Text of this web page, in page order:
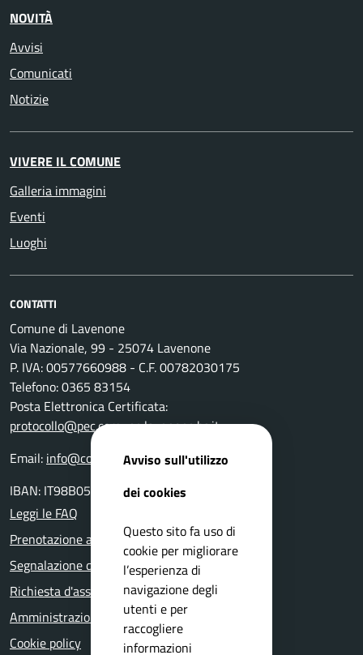
NOVITÀ
Avvisi
Comunicati
Notizie
VIVERE IL COMUNE
Galleria immagini
Eventi
Luoghi
CONTATTI
Comune di Lavenone
Via Nazionale, 99 - 25074 Lavenone
P. IVA: 00577660988 - C.F. 00782030175
Telefono: 0365 83154
Posta Elettronica Certificata:
protocollo@pec.comune.lavenone.bs.it
Email: info@comune.lavenone.bs.it
IBAN: IT98B0511655390000000033000
Leggi le FAQ
Prenotazione appuntamento
Segnalazione disservizio
Richiesta d'assistenza
Amministrazione trasparente
Cookie policy
Avviso sull'utilizzo
dei cookies
Questo sito fa uso di
cookie per migliorare
l’esperienza di
navigazione degli
utenti e per
raccogliere
informazioni